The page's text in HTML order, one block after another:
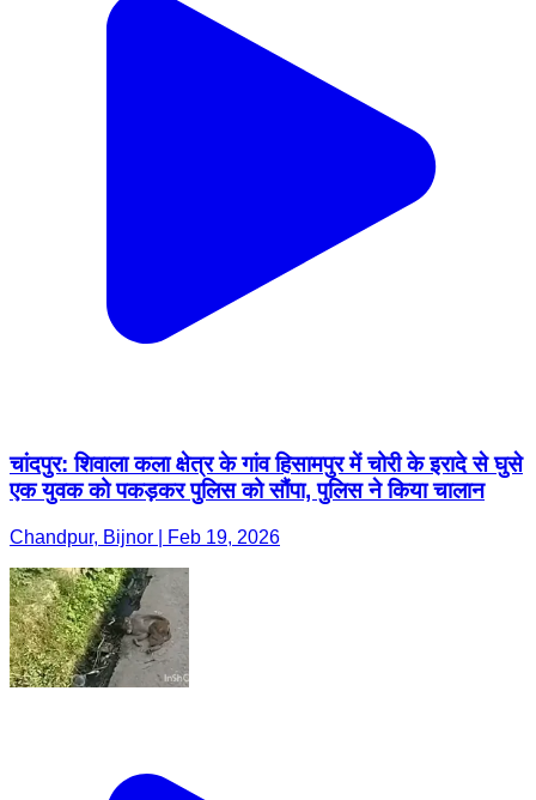
चांदपुर: शिवाला कला क्षेत्र के गांव हिसामपुर में चोरी के इरादे से घुसे
एक युवक को पकड़कर पुलिस को सौंपा, पुलिस ने किया चालान
Chandpur, Bijnor | Feb 19, 2026